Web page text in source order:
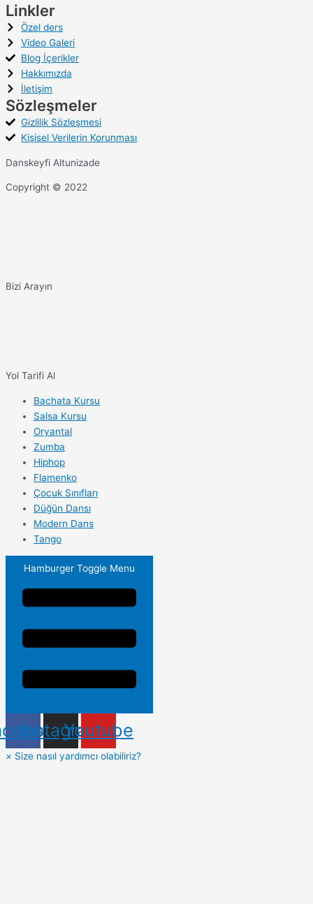
Linkler
Özel ders
Video Galeri
Blog İçerikler
Hakkımızda
İletişim
Sözleşmeler
Gizlilik Sözleşmesi
Kişisel Verilerin Korunması
Danskeyfi Altunizade
Copyright © 2022
Bizi Arayın
Yol Tarifi Al
Bachata Kursu
Salsa Kursu
Oryantal
Zumba
Hiphop
Flamenko
Çocuk Sınıfları
Düğün Dansı
Modern Dans
Tango
Hamburger Toggle Menu
Instagram
Youtube
× Size nasıl yardımcı olabiliriz?